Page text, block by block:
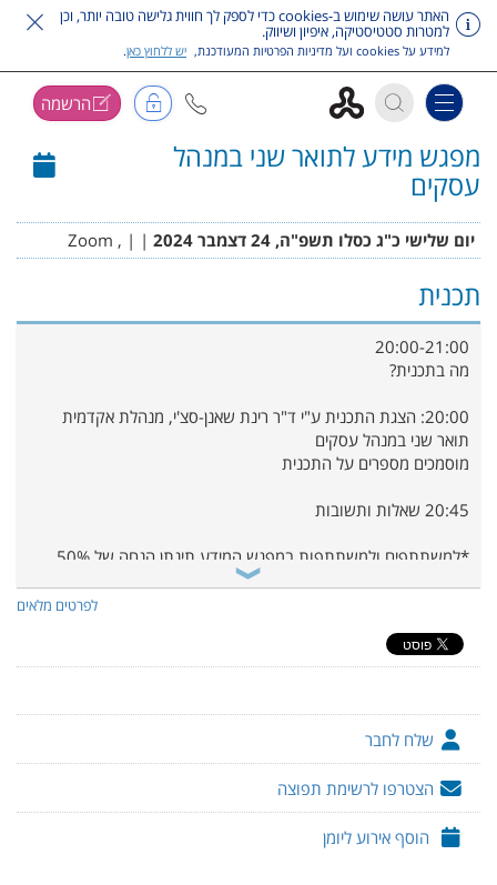
לדלג על תפריט ראשי
האתר עושה שימוש ב-cookies כדי לספק לך חווית גלישה טובה יותר, וכן
למטרות סטטיסטיקה, איפיון ושיווק.
למידע על cookies ועל מדיניות הפרטיות המעודכנת, יש ללחוץ כאן.
Toggle navigation הרשמה
מפגש מידע לתואר שני במנהל
עסקים
יום שלישי כ"ג כסלו תשפ"ה, 24 דצמבר 2024 |
| , Zoom
תכנית
20:00-21:00
מה בתכנית?
20:00: הצגת התכנית ע"י ד"ר רינת שאנן-סצ'י, מנהלת אקדמית
תואר שני במנהל עסקים
מוסמכים מספרים על התכנית
20:45 שאלות ותשובות
*למשתתפים ולמשתתפות במפגש המידע תינתן הנחה של 50%
מעלות דמי הגשת מועמדות לתואר שני.
לפרטים מלאים
שלח לחבר
הצטרפו לרשימת תפוצה
הוסף אירוע ליומן